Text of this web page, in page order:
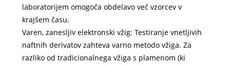
laboratorijem omogoča obdelavo več vzorcev v
krajšem času.
Varen, zanesljiv elektronski vžig: Testiranje vnetljivih
naftnih derivatov zahteva varno metodo vžiga. Za
razliko od tradicionalnega vžiga s plamenom (ki